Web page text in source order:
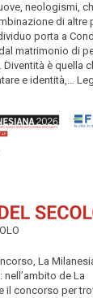
neologismi,
di altre
porta a
matrimonio di
è quella
e identità,…
La
de La
il concorso per